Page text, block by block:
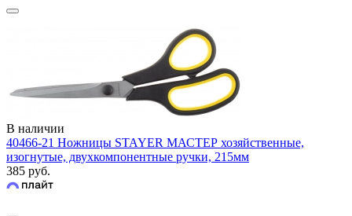
В наличии
40466-21 Ножницы STAYER МАСТЕР хозяйственные,
изогнутые, двухкомпонентные ручки, 215мм
385 руб.